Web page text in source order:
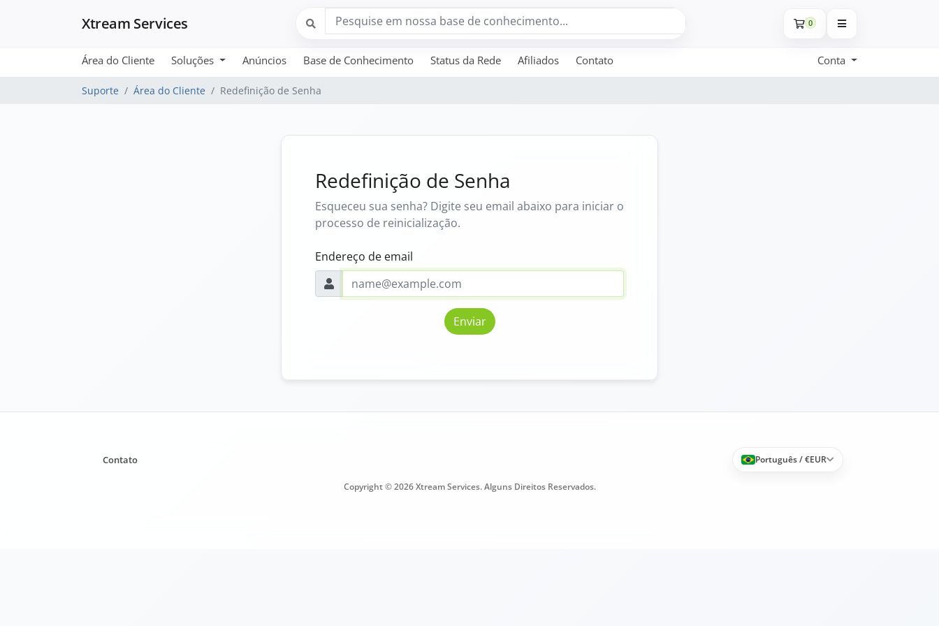
Xtream Services 0
Área do Cliente Soluções Anúncios Base de Conhecimento Status da Rede Afiliados Contato Conta
Suporte Área do Cliente Redefinição de Senha
Redefinição de Senha
Esqueceu sua senha? Digite seu email abaixo para iniciar o
processo de reinicialização.
Endereço de email
Enviar
Contato Português / €EUR
Copyright © 2026 Xtream Services. Alguns Direitos Reservados.